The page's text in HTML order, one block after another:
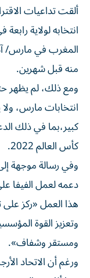
ألقت تداعيات
انتخابه لولاية
المغرب في مارس/
⁠منه قبل شهرين.
ومع ذلك، لم يظهر
انتخابات مارس،
كبير،بما في ذلك
كأس العالم 2022.
وفي رسالة موجهة
دعمه لعمل ‌الفيفا
هذا العمل «ركز على
وتعزيز القوة
ومستقر وشفاف».
ورغم أن الاتحاد